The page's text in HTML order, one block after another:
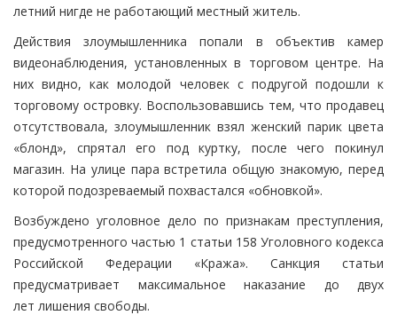
летний нигде не работающий местный житель.
Действия злоумышленника попали в объектив камер
видеонаблюдения, установленных в торговом центре. На
них видно, как молодой человек с подругой подошли к
торговому островку. Воспользовавшись тем, что продавец
отсутствовала, злоумышленник взял женский парик цвета
«блонд», спрятал его под куртку, после чего покинул
магазин. На улице пара встретила общую знакомую, перед
которой подозреваемый похвастался «обновкой».
Возбуждено уголовное дело по признакам преступления,
предусмотренного частью 1 статьи 158 Уголовного кодекса
Российской Федерации «Кража». Санкция статьи
предусматривает максимальное наказание до двух
лет лишения свободы.